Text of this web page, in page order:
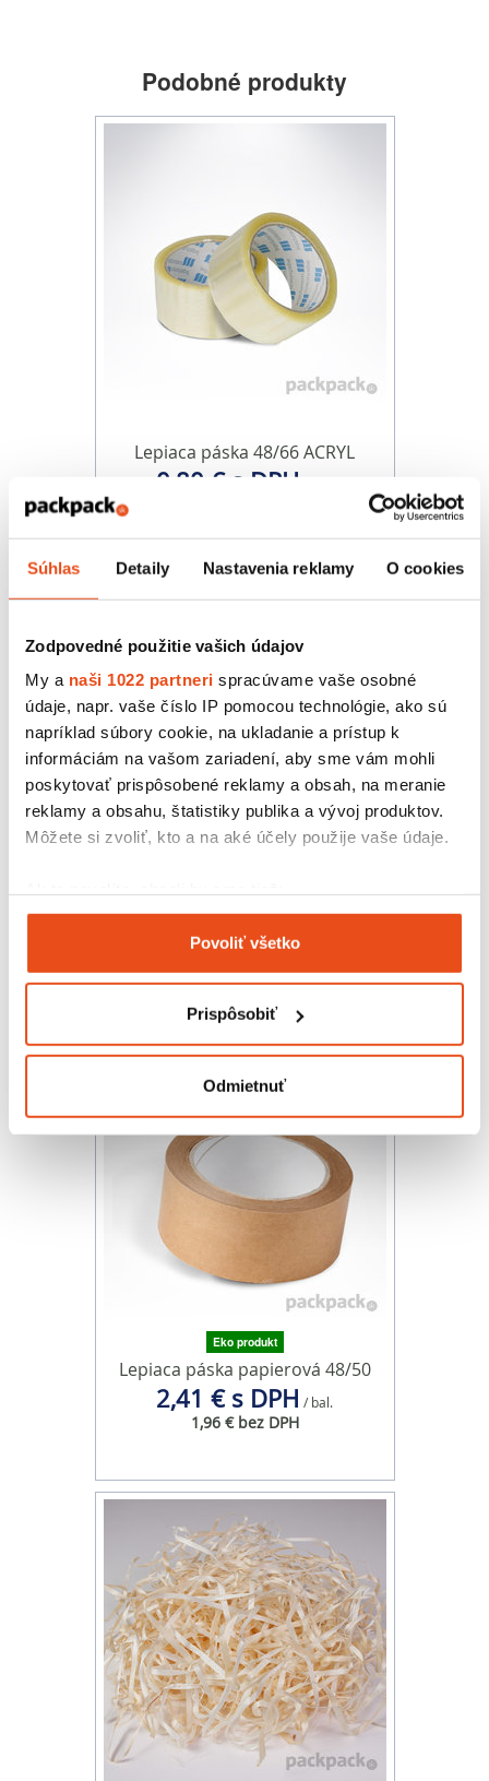
Súhlas Detaily Nastavenia reklamy O cookies
Zodpovedné použitie vašich údajov
My a naši 1022 partneri spracúvame vaše osobné
údaje, napr. vaše číslo IP pomocou technológie, ako sú
napríklad súbory cookie, na ukladanie a prístup k
informáciám na vašom zariadení, aby sme vám mohli
poskytovať prispôsobené reklamy a obsah, na meranie
reklamy a obsahu, štatistiky publika a vývoj produktov.
Môžete si zvoliť, kto a na aké účely použije vaše údaje.
Zhromažďovať informácie o vašej geografickej
polohe s presnosťou na niekoľko metrov
Identifikovať vaše zariadenie aktívnym
Viac informácií o tom, ako sa spracúvajú vaše osobné
údaje, nájdete v časti svašimi nastaveniami
o používaní súborov cookie.
Na prispôsobenie obsahu a reklám, poskytovanie funkcií
sociálnych médií a analýzu návštevnosti používame
súbory cookie. Informácie o tom, ako používate naše
webové stránky, poskytujeme aj našim partnerom v
oblasti sociálnych médií, inzercie a analýzy. Títo partneri
môžu príslušné informácie skombinovať s ďalšími
údajmi, ktoré ste im poskytli alebo ktoré od vás získali,
keď ste používali ich služby.
Povoliť všetko
Prispôsobiť
Odmietnuť
Podobné produkty
Lepiaca páska 48/66 ACRYL
0,80 € s DPH
Lepiaca páska 48/66 SOLVENT
0,98 € s DPH
Eko produkt
Lepiaca páska papierová 48/50
2,41 € s DPH / bal.
1,96 € bez DPH